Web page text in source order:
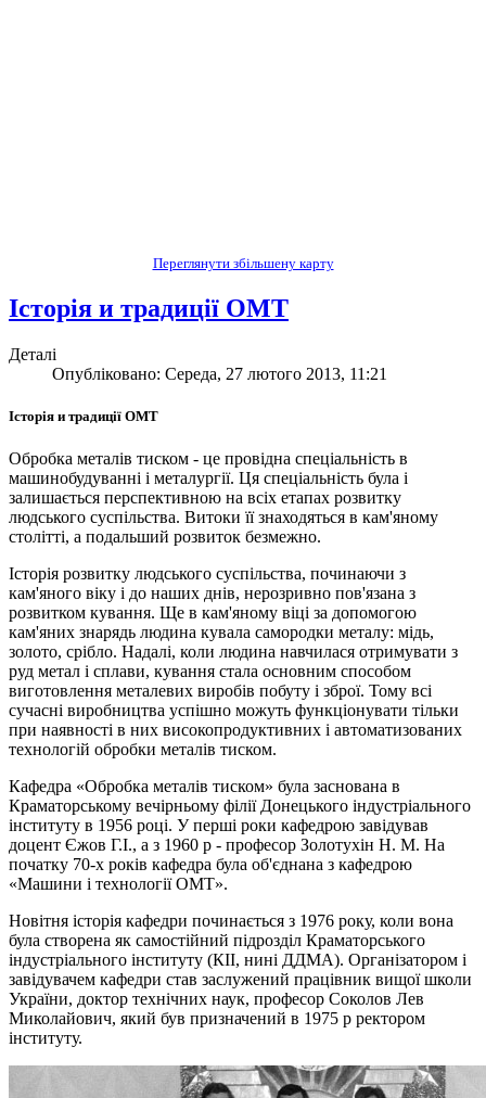
Переглянути збільшену карту
Історія и традиції ОМТ
Деталі
Опубліковано: Середа, 27 лютого 2013, 11:21
Історія и традиції ОМТ
Обробка металів тиском - це провідна спеціальність в
машинобудуванні і металургії. Ця спеціальність була і
залишається перспективною на всіх етапах розвитку
людського суспільства. Витоки її знаходяться в кам'яному
столітті, а подальший розвиток безмежно.
Історія розвитку людського суспільства, починаючи з
кам'яного віку і до наших днів, нерозривно пов'язана з
розвитком кування. Ще в кам'яному віці за допомогою
кам'яних знарядь людина кувала самородки металу: мідь,
золото, срібло. Надалі, коли людина навчилася отримувати з
руд метал і сплави, кування стала основним способом
виготовлення металевих виробів побуту і зброї. Тому всі
сучасні виробництва успішно можуть функціонувати тільки
при наявності в них високопродуктивних і автоматизованих
технологій обробки металів тиском.
Кафедра «Обробка металів тиском» була заснована в
Краматорському вечірньому філії Донецького індустріального
інституту в 1956 році. У перші роки кафедрою завідував
доцент Єжов Г.І., а з 1960 р - професор Золотухін Н. М. На
початку 70-х років кафедра була об'єднана з кафедрою
«Машини і технології ОМТ».
Новітня історія кафедри починається з 1976 року, коли вона
була створена як самостійний підрозділ Краматорського
індустріального інституту (КІІ, нині ДДМА). Організатором і
завідувачем кафедри став заслужений працівник вищої школи
України, доктор технічних наук, професор Соколов Лев
Миколайович, який був призначений в 1975 р ректором
інституту.